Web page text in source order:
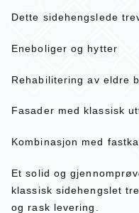
Dette sidehengslede
Eneboliger og hytter
Rehabilitering av eldre
Fasader med klassisk
Kombinasjon med
Et solid og
klassisk sidehengslet
og rask levering.